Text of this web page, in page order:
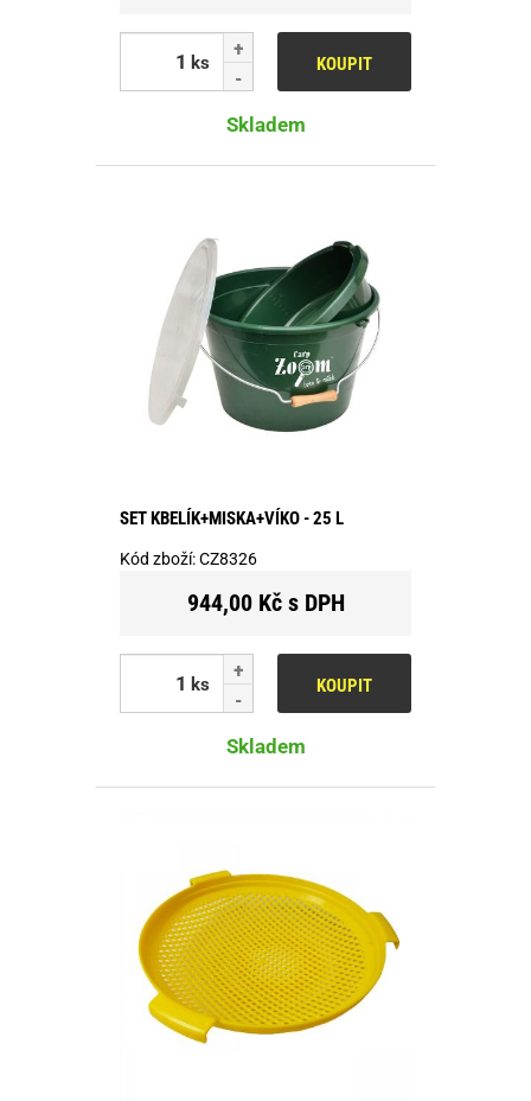
ks KOUPIT
Skladem
SET KBELÍK+MISKA+VÍKO - 25 L
Kód zboží:CZ8326
944,00 Kč s DPH
ks KOUPIT
Skladem